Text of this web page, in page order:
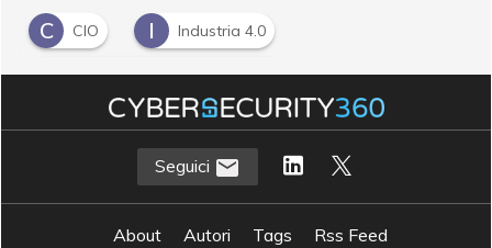
C
CIO I Industria 4.0
R Richmond IT Director Forum
Seguici
About Autori Tags
Rss Feed